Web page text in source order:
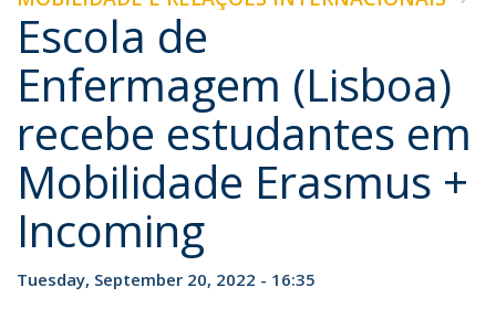
Escola de
Enfermagem (Lisboa)
recebe estudantes em
Mobilidade Erasmus +
Incoming
Tuesday, September 20, 2022 - 16:35